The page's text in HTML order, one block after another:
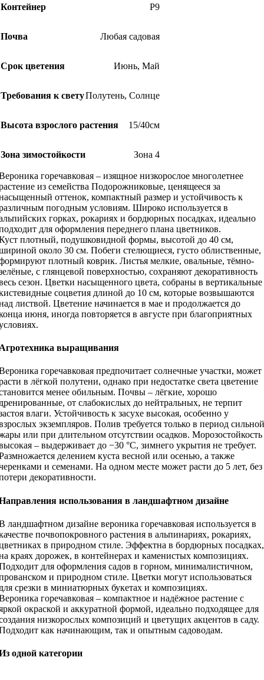
Контейнер Р9
Почва Любая садовая
Срок цветения Июнь, Май
Требования к светуПолутень, Солнце
Высота взрослого растения 15/40см
Зона зимостойкости Зона 4
горечавковая – изящное низкорослое многолетнее
из семейства Подорожниковые, ценящееся за
оттенок, компактный размер и устойчивость к
погодным условиям. Широко используется в
горках, рокариях и бордюрных посадках, идеально
для оформления переднего плана цветников.
плотный, подушковидной формы, высотой до 40 см,
около 30 см. Побеги стелющиеся, густо облиственные,
плотный коврик. Листья мелкие, овальные, тёмно-
с глянцевой поверхностью, сохраняют декоративность
сезон. Цветки насыщенного цвета, собраны в вертикальные
соцветия длиной до 10 см, которые возвышаются
листвой. Цветение начинается в мае и продолжается до
июня, иногда повторяется в августе при благоприятных
выращивания
горечавковая предпочитает солнечные участки, может
в лёгкой полутени, однако при недостатке света цветение
менее обильным. Почвы – лёгкие, хорошо
от слабокислых до нейтральных, не терпит
влаги. Устойчивость к засухе высокая, особенно у
экземпляров. Полив требуется только в период сильной
или при длительном отсутствии осадков. Морозостойкость
– выдерживает до −30 °C, зимнего укрытия не требует.
делением куста весной или осенью, а также
и семенами. На одном месте может расти до 5 лет, без
декоративности.
использования в ландшафтном дизайне
ландшафтном дизайне вероника горечавковая используется в
почвопокровного растения в альпинариях, рокариях,
в природном стиле. Эффектна в бордюрных посадках,
краях дорожек, в контейнерах и каменистых композициях.
для оформления садов в горном, минималистичном,
и природном стиле. Цветки могут использоваться
срезки в миниатюрных букетах и композициях.
горечавковая – компактное и надёжное растение с
окраской и аккуратной формой, идеально подходящее для
низкорослых композиций и цветущих акцентов в саду.
как начинающим, так и опытным садоводам.
одной категории